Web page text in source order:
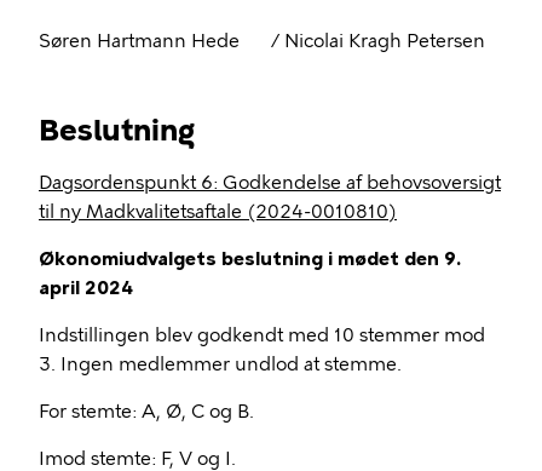
Søren Hartmann Hede / Nicolai Kragh Petersen
Beslutning
Dagsordenspunkt 6: Godkendelse af behovsoversigt
til ny Madkvalitetsaftale (2024-0010810)
Økonomiudvalgets beslutning i mødet den 9.
april 2024
Indstillingen blev godkendt med 10 stemmer mod
3. Ingen medlemmer undlod at stemme.
For stemte: A, Ø, C og B.
Imod stemte: F, V og I.